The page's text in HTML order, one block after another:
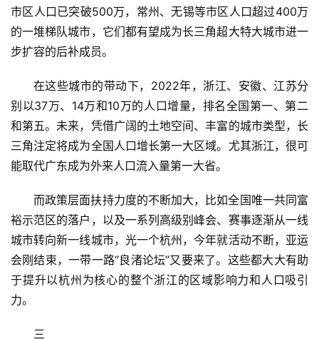
资
讯
消
费
生
科
技
财
经
登录 注册
市区人口已突破500万，常州、无锡等市区人口超过400万
的一堆梯队城市，它们都有望成为长三角超大特大城市进一
步扩容的后补成员。
在这些城市的带动下，2022年，浙江、安徽、江苏分
别以37万、14万和10万的人口增量，排名全国第一、第二
和第五。未来，凭借广阔的土地空间、丰富的城市类型，长
三角注定将成为全国人口增长第一大区域。尤其浙江，很可
能取代广东成为外来人口流入量第一大省。
而政策层面扶持力度的不断加大，比如全国唯一共同富
裕示范区的落户，以及一系列高级别峰会、赛事逐渐从一线
城市转向新一线城市，光一个杭州，今年就活动不断，亚运
会刚结束，一带一路“良渚论坛”又要来了。这些都大大有助
于提升以杭州为核心的整个浙江的区域影响力和人口吸引
力。
三